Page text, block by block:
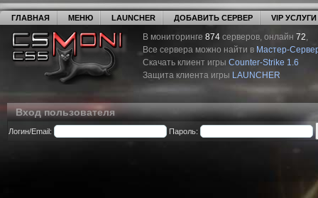
ГЛАВНАЯ МЕНЮ LAUNCHER ДОБАВИТЬ СЕРВЕР VIP УСЛУГИ
В мониторинге 874 серверов, онлайн 72,
Все сервера можно найти в Мастер-
Скачать клиент игры Counter-Strike 1.6
Защита клиента игры LAUNCHER
Вход пользователя
Логин/Email: Пароль: